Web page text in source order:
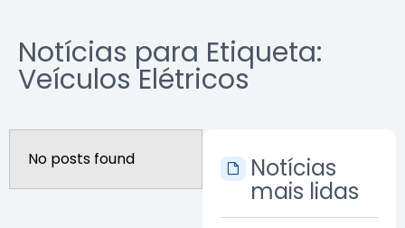
Notícias para Etiqueta:
Veículos Elétricos
No posts found Notícias
mais lidas